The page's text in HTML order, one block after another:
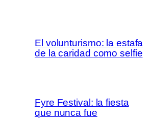
El volunturismo: la estafa
de la caridad como selfie
Fyre Festival: la fiesta
que nunca fue